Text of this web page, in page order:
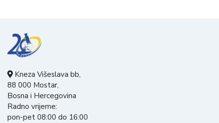
Kneza Višeslava bb,
88 000 Mostar,
Bosna i Hercegovina
Radno vrijeme:
pon-pet 08:00 do 16:00